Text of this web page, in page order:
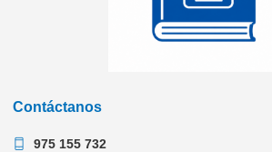
Contáctanos
975 155 732